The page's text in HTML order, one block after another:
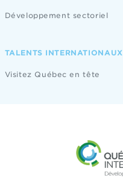
Développement sectoriel
TALENTS INTERNATIONAUX
Visitez Québec en tête